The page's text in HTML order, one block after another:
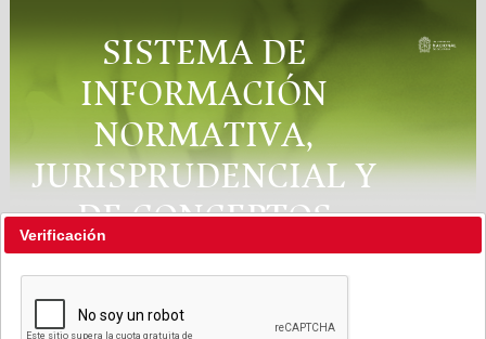
SISTEMA DE
INFORMACIÓN
NORMATIVA,
JURISPRUDENCIAL Y
DE CONCEPTOS
"RÉGIMEN LEGAL"
Verificación